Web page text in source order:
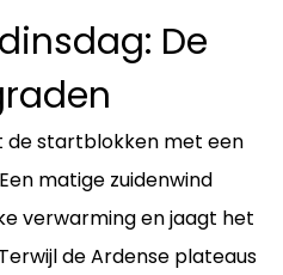
De
de startblokken met een
matige zuidenwind
verwarming en jaagt het
de Ardense plateaus